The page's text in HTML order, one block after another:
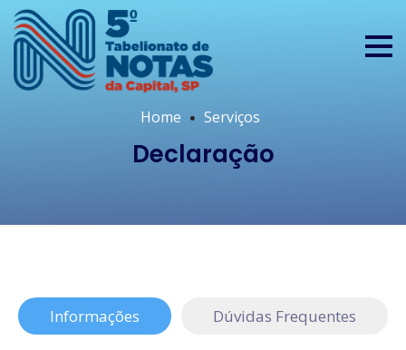
Home Serviços
Declaração
Informações Dúvidas Frequentes